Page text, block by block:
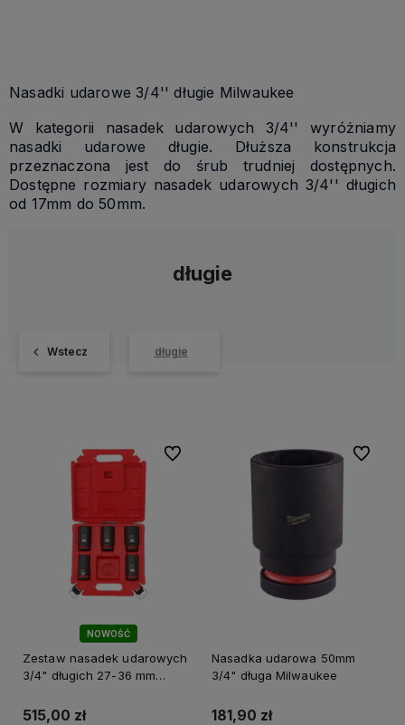
Nasadki udarowe 3/4'' długie Milwaukee
W kategorii nasadek udarowych 3/4'' wyróżniamy
nasadki udarowe długie. Dłuższa konstrukcja
przeznaczona jest do śrub trudniej dostępnych.
Dostępne rozmiary nasadek udarowych 3/4'' długich
od 17mm do 50mm.
długie
Wstecz długie
NOWOŚĆ
Zestaw nasadek udarowych
3/4" długich 27-36 mm
515,00 zł
Do ulubionych
Nasadka udarowa 50mm
3/4" długa Milwaukee
181,90 zł
Do